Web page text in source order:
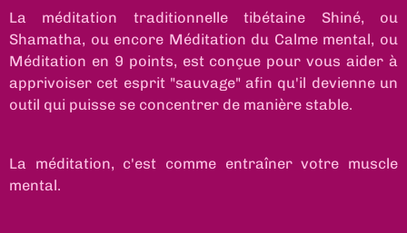
La méditation traditionnelle tibétaine Shiné, ou
Shamatha, ou encore Méditation du Calme mental, ou
Méditation en 9 points, est conçue pour vous aider à
apprivoiser cet esprit "sauvage" afin qu'il devienne un
outil qui puisse se concentrer de manière stable.
La méditation, c'est comme entraîner votre muscle
mental.